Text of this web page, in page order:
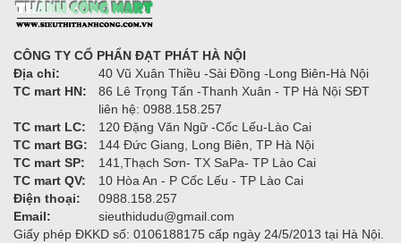
CÔNG TY CỔ PHẨN ĐẠT PHÁT HÀ NỘI
Địa chỉ:
40 Vũ Xuân Thiều -Sài Đồng -Long Biên-Hà Nội
TC mart HN:
86 Lê Trọng Tấn -Thanh Xuân - TP Hà Nội SĐT
liên hệ: 0988.158.257
TC mart LC:
120 Đặng Văn Ngữ -Cốc Lếu-Lào Cai
TC mart BG:
144 Đức Giang, Long Biên, TP Hà Nội
TC mart SP:
141,Thạch Sơn- TX SaPa- TP Lào Cai
TC mart QV:
10 Hòa An - P Cốc Lếu - TP Lào Cai
Điện thoại:
0988.158.257
Email:
sieuthidudu@gmail.com
Giấy phép ĐKKD số: 0106188175 cấp ngày 24/5/2013 tại Hà Nội.